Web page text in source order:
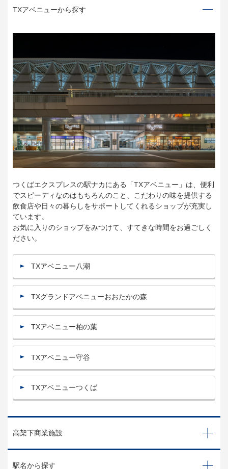
TXアベニューから探す
つくばエクスプレスの駅ナカにある「TXアベニュー」は、便利
でスピーディなのはもちろんのこと、こだわりの味を提供する
飲食店や日々の暮らしをサポートしてくれるショップが充実し
ています。
お気に入りのショップをみつけて、すてきな時間をお過ごしく
ださい。
TXアベニュー八潮
TXグランドアベニューおおたかの森
TXアベニュー柏の葉
TXアベニュー守谷
TXアベニューつくば
高架下商業施設
駅名から探す